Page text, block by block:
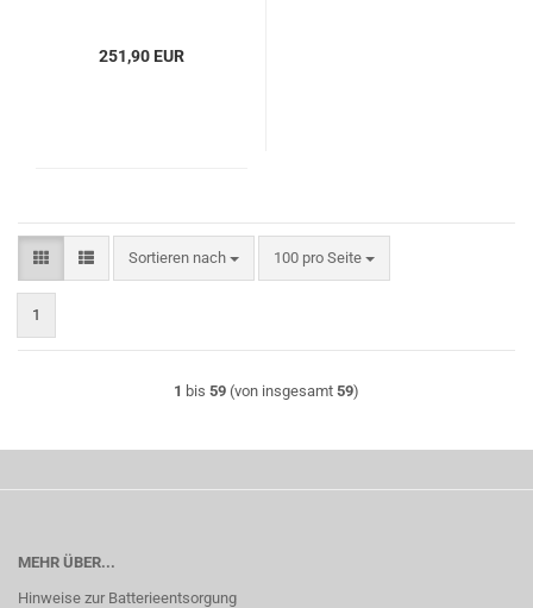
251,90 EUR
Sortieren nach
Sortieren nach 100 pro Seite
pro Seite
1
1 bis 59 (von insgesamt 59)
MEHR ÜBER...
Hinweise zur Batterieentsorgung